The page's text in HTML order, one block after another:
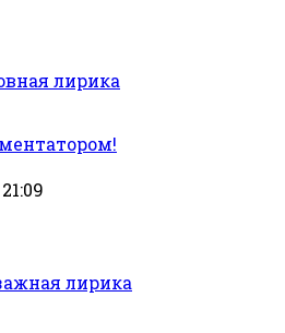
лирика
лирика